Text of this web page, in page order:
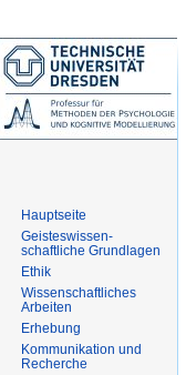
Hauptseite
Geisteswissen-
schaftliche Grundlagen
Ethik
Wissenschaftliches
Arbeiten
Erhebung
Kommunikation und
Recherche